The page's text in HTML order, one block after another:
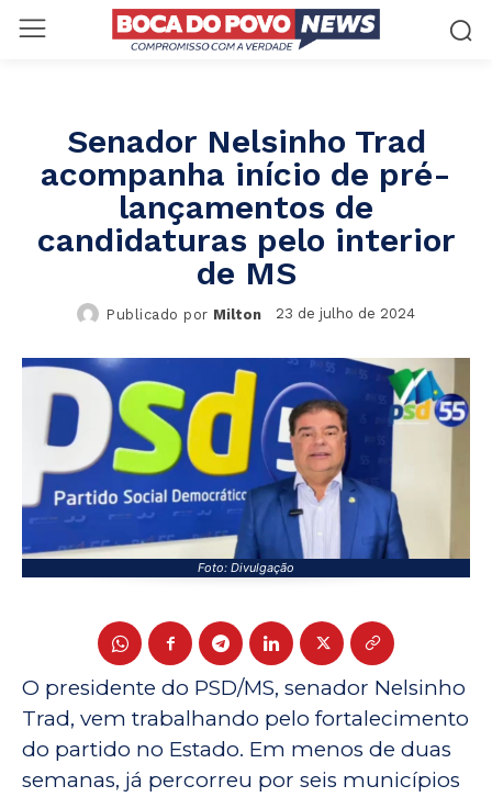
Senador Nelsinho Trad
acompanha início de pré-
lançamentos de
candidaturas pelo interior
de MS
Publicado por Milton 23 de julho de 2024
Foto: Divulgação
O presidente do PSD/MS, senador Nelsinho
Trad, vem trabalhando pelo fortalecimento
do partido no Estado. Em menos de duas
semanas, já percorreu por seis municípios